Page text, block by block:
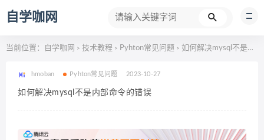
自学咖网
当前位置： 自学咖网 > 技术教程 > Pyhton常见问题 > 如何解决mysql不是内部命令的错误
hmoban Pyhton常见问题 2023-10-27
如何解决mysql不是内部命令的错误